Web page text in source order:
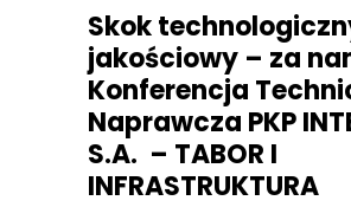
Skok
jakościowy – za
Konferencja
Naprawcza PKP
S.A. – TABOR I
INFRASTRUKTURA